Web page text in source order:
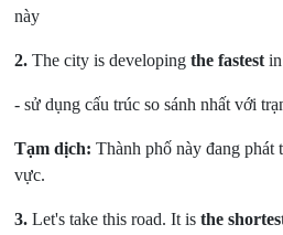
này
2. The city is developingthe fastest
- sử dụng cấu trúc so sánh nhất với
Tạm dịch: Thành phố này đang phát
vực.
3. Let's take this road. It isthe